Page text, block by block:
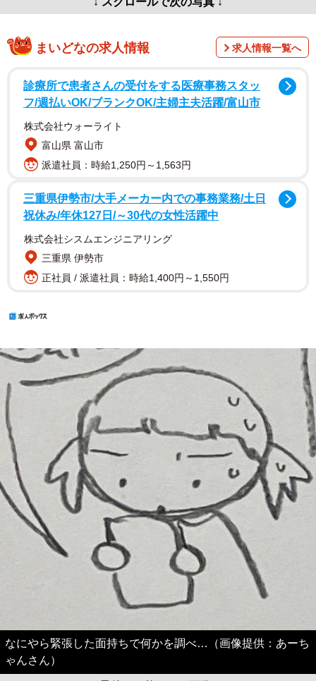
まいどなの求人情報 求人情報一覧へ
診療所で患者さんの受付をする医療事務スタッ
フ/週払いOK/ブランクOK/主婦主夫活躍/富山市
株式会社ウォーライト
富山県 富山市
派遣社員：時給1,250円～1,563円
三重県伊勢市/大手メーカー内での事務業務/土日
祝休み/年休127日/～30代の女性活躍中
株式会社シスムエンジニアリング
三重県 伊勢市
正社員 / 派遣社員：時給1,400円～1,550円
なにやら緊張した面持ちで何かを調べ…（画像提供：あーち
ゃんさん）